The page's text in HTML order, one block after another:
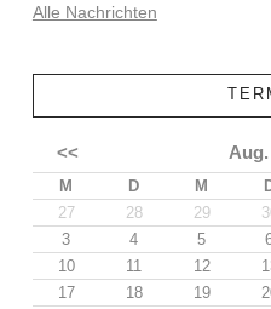
Alle Nachrichten
<< Aug.
M D M
27
28 29
3
4 5
10
11 12
17
18 19